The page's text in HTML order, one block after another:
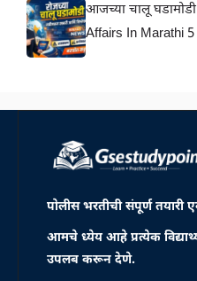
आजच्या चालू
Affairs In Marathi
पोलीस भरतीची संपूर्ण तयारी
आमचे ध्येय आहे प्रत्येक
उपलब करून देणे.